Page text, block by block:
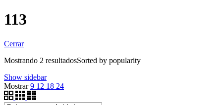
113
Cerrar
Mostrando 2 resultadosSorted by popularity
Show sidebar
Mostrar9 12 18 24